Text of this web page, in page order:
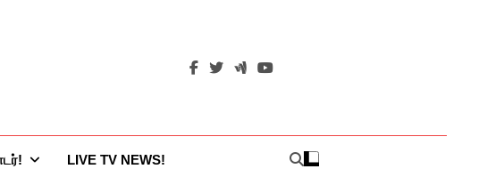
LIVE TV NEWS!